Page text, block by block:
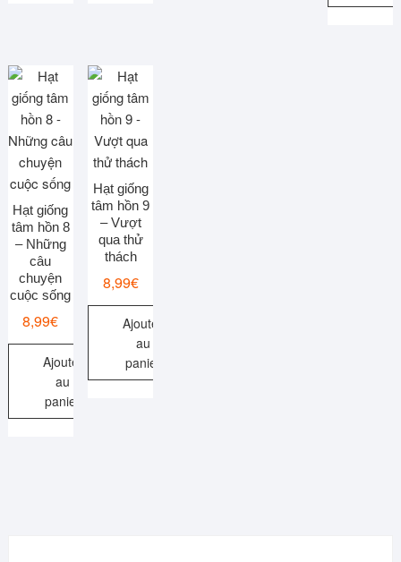
Hạt giống
tâm hồn 8
– Những
câu
chuyện
cuộc sống
8,99€
Ajouter
au
panier
Hạt giống
tâm hồn 9
– Vượt
qua thử
thách
8,99€
Ajouter
au
panier